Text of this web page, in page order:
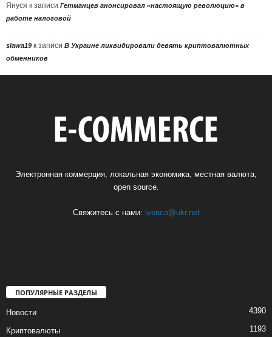
Януся к записи Гетманцев анонсировал «настоящую революцию» в
работе налоговой
slawa19 к записи В Украине ликвидировали девять криптовалютных
обменников
Электронная коммерция, локальная экономика, местная валюта,
open source.
Свяжитесь с нами: ivenco@ukr.net
ПОПУЛЯРНЫЕ РАЗДЕЛЫ
Новости 4390
Криптовалюты 1193